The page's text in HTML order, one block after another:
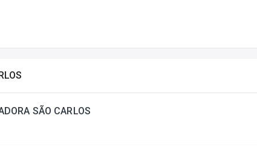
SÃO CARLOS